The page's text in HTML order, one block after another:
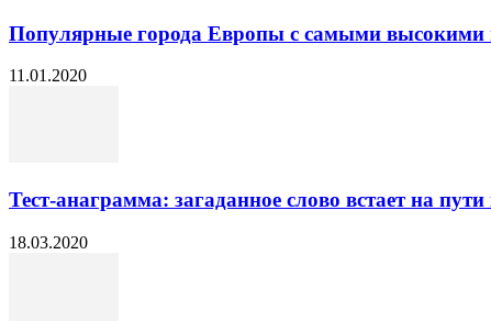
Популярные города Европы с самыми высокими
11.01.2020
Тест-анаграмма: загаданное слово встает на пути
18.03.2020